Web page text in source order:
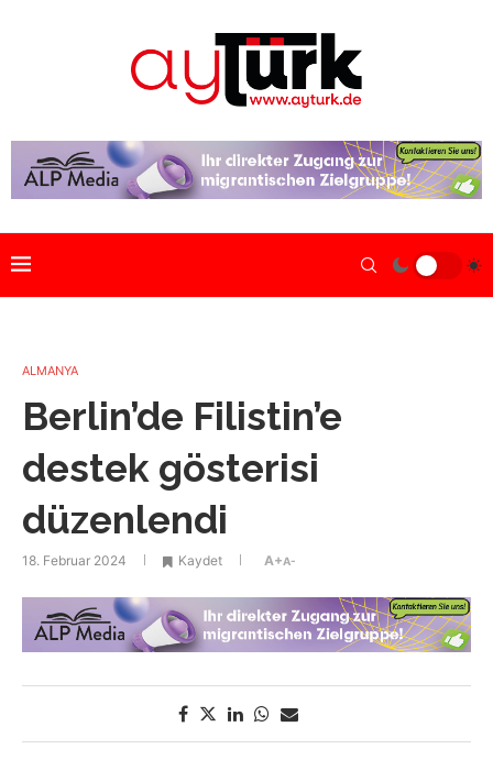
ALMANYA
Berlin’de Filistin’e
destek gösterisi
düzenlendi
18. Februar 2024 Kaydet A+A-